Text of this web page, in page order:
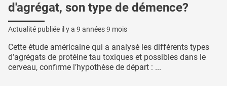
d'agrégat, son type de démence?
Actualité publiée il y a 9 années 9 mois
Cette étude américaine qui a analysé les différents types
d’agrégats de protéine tau toxiques et possibles dans le
cerveau, confirme l’hypothèse de départ : ...